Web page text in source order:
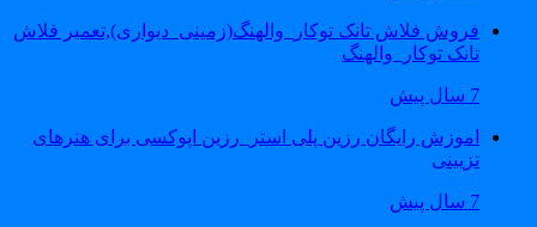
فروش فلاش تانک توکار_والهنگ(زمینی_دیواری),تعمیر فلاش
تانک توکار_والهنگ
اموزش رایگان رزین پلی استر_رزین اپوکسی برای هنرهای
تزیینی